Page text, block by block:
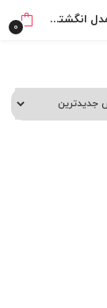
پست های برچسب خورده با "فندک گازی مدل انگشتی به همراه جعبه (اورجینال)" 0